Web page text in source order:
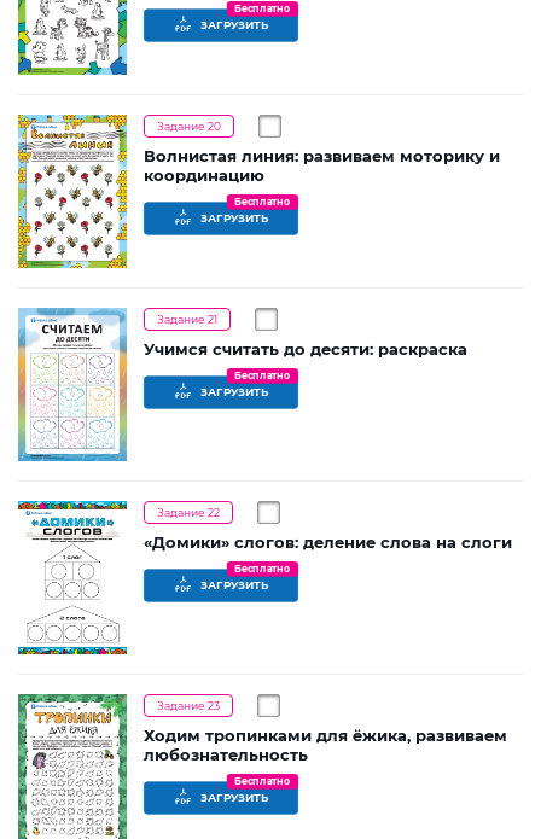
ЗАГРУЗИТЬ
Бесплатно
Задание 20
Волнистая линия: развиваем моторику и
координацию
ЗАГРУЗИТЬ
Бесплатно
Задание 21
Учимся считать до десяти: раскраска
ЗАГРУЗИТЬ
Бесплатно
Задание 22
«Домики» слогов: деление слова на слоги
ЗАГРУЗИТЬ
Бесплатно
Задание 23
Ходим тропинками для ёжика, развиваем
любознательность
ЗАГРУЗИТЬ
Бесплатно